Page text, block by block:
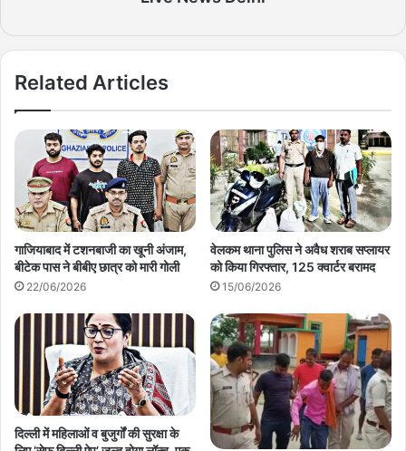
Related Articles
गाजियाबाद में टशनबाजी का खूनी अंजाम,
बीटेक पास ने बीबीए छात्र को मारी गोली
22/06/2026
वेलकम थाना पुलिस ने अवैध शराब सप्लायर
को किया गिरफ्तार, 125 क्वार्टर बरामद
15/06/2026
दिल्ली में महिलाओं व बुजुर्गों की सुरक्षा के